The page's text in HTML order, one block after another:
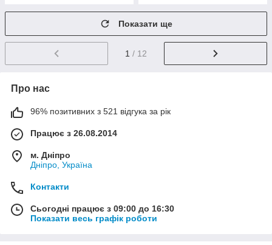
Показати ще
1 / 12
Про нас
96% позитивних з 521 відгука за рік
Працює з 26.08.2014
м. Дніпро
Дніпро, Україна
Контакти
Сьогодні працює з 09:00 до 16:30
Показати весь графік роботи